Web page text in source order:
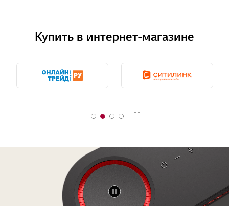
Купить в интернет-магазине
Стоп